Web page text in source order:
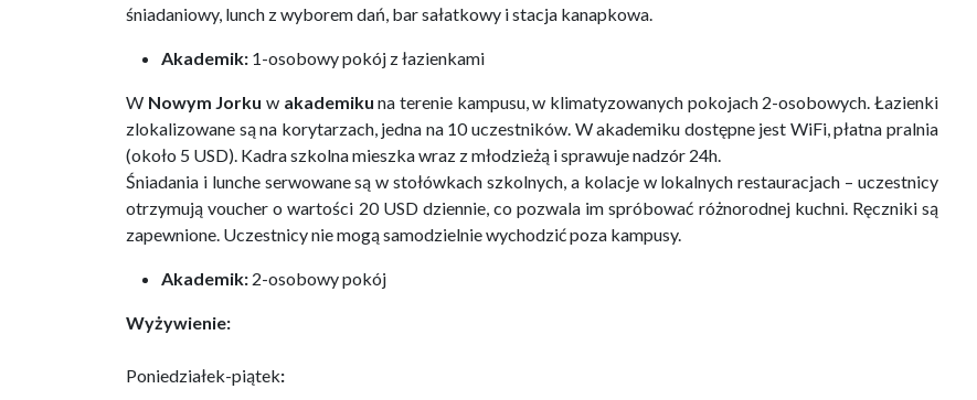
śniadaniowy, lunch z wyborem dań, bar sałatkowy i stacja kanapkowa.
Akademik: 1-osobowy pokój z łazienkami
W Nowym Jorku w akademiku na terenie kampusu, w klimatyzowanych pokojach 2-osobowych. Łazienki
zlokalizowane są na korytarzach, jedna na 10 uczestników. W akademiku dostępne jest WiFi, płatna pralnia
(około 5 USD). Kadra szkolna mieszka wraz z młodzieżą i sprawuje nadzór 24h.
Śniadania i lunche serwowane są w stołówkach szkolnych, a kolacje w lokalnych restauracjach – uczestnicy
otrzymują voucher o wartości 20 USD dziennie, co pozwala im spróbować różnorodnej kuchni. Ręczniki są
zapewnione. Uczestnicy nie mogą samodzielnie wychodzić poza kampusy.
Akademik: 2-osobowy pokój
Wyżywienie:
Poniedziałek-piątek: